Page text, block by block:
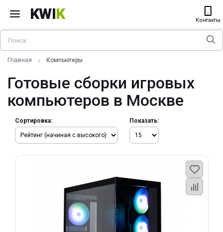
KWIK Контакты
Главная Компьютеры
Готовые сборки игровых
компьютеров в Москве
Сортировка: Показать: